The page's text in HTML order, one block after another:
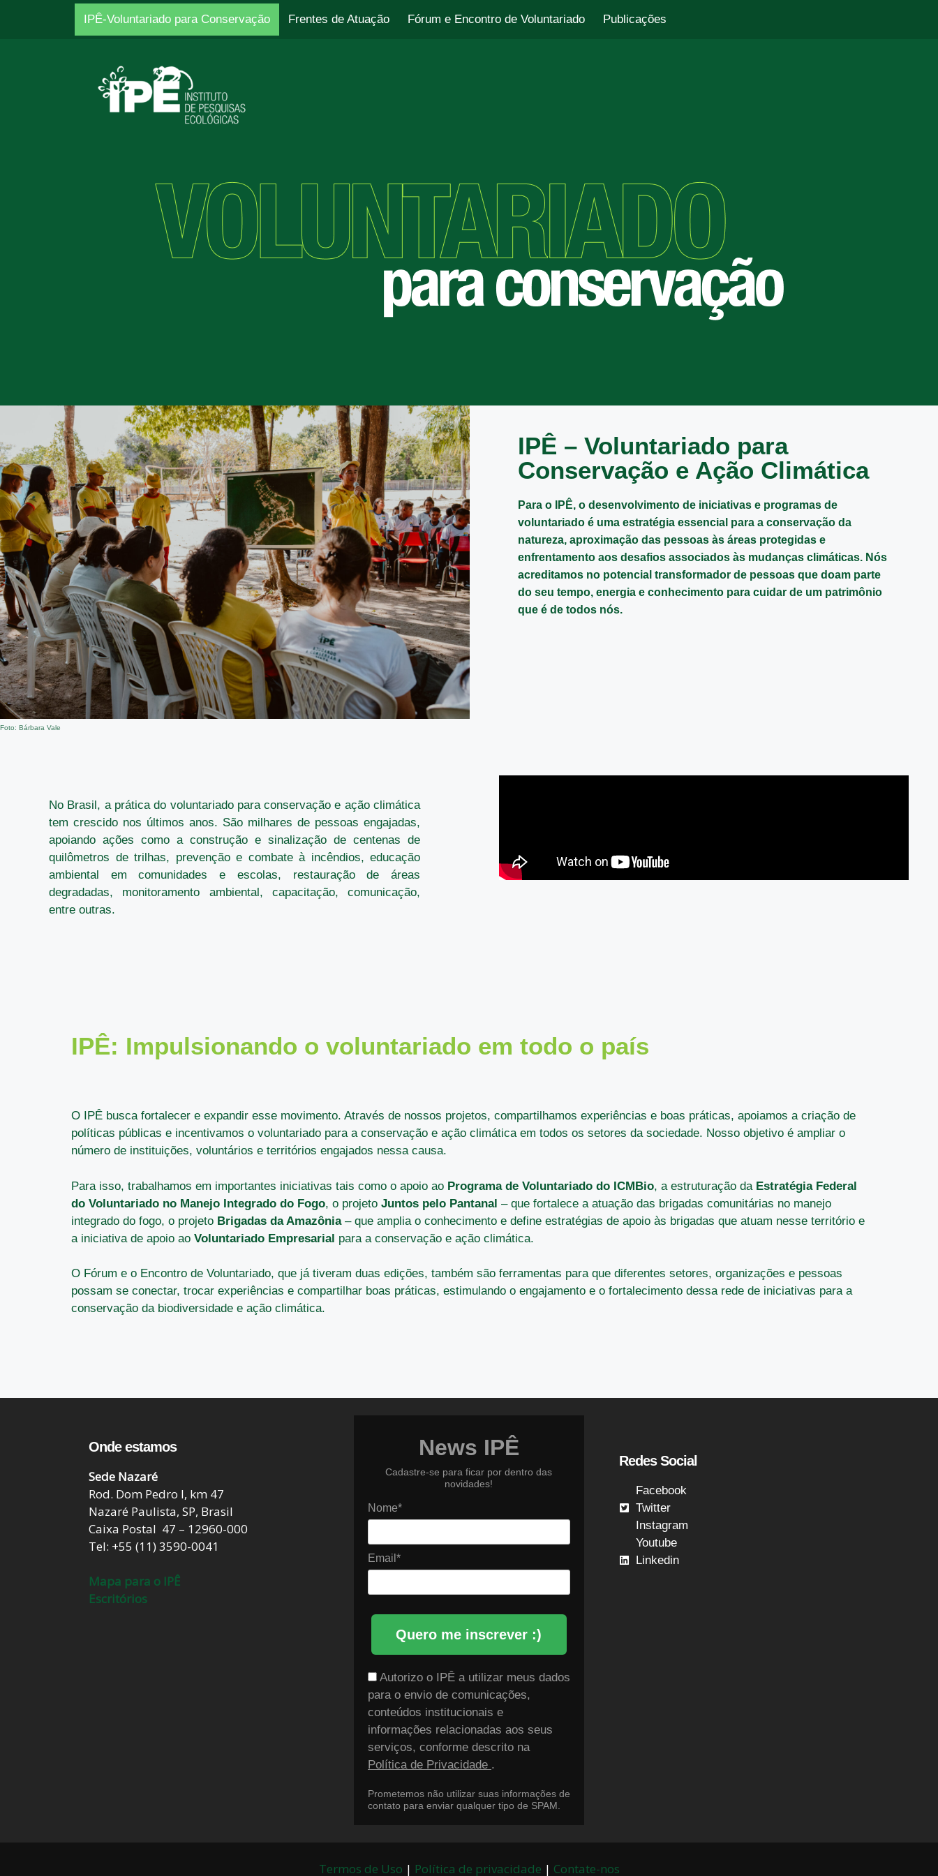
IPÊ-Voluntariado para Conservação Frentes de Atuação Fórum e Encontro de Voluntariado Publicações
Foto: Bárbara Vale
IPÊ – Voluntariado para
Conservação e Ação Climática
Para o IPÊ, o desenvolvimento de iniciativas e programas de
voluntariado é uma estratégia essencial para a conservação da
natureza, aproximação das pessoas às áreas protegidas e
enfrentamento aos desafios associados às mudanças climáticas. Nós
acreditamos no potencial transformador de pessoas que doam parte
do seu tempo, energia e conhecimento para cuidar de um patrimônio
que é de todos nós.
No Brasil, a prática do voluntariado para conservação e ação climática
tem crescido nos últimos anos. São milhares de pessoas engajadas,
apoiando ações como a construção e sinalização de centenas de
quilômetros de trilhas, prevenção e combate à incêndios, educação
ambiental em comunidades e escolas, restauração de áreas
degradadas, monitoramento ambiental, capacitação, comunicação,
entre outras.
IPÊ: Impulsionando o voluntariado em todo o país
O IPÊ busca fortalecer e expandir esse movimento. Através de nossos projetos, compartilhamos experiências e boas práticas, apoiamos a criação de
políticas públicas e incentivamos o voluntariado para a conservação e ação climática em todos os setores da sociedade. Nosso objetivo é ampliar o
número de instituições, voluntários e territórios engajados nessa causa.
Para isso, trabalhamos em importantes iniciativas tais como o apoio ao Programa de Voluntariado do ICMBio, a estruturação da Estratégia Federal
do Voluntariado no Manejo Integrado do Fogo, o projeto Juntos pelo Pantanal – que fortalece a atuação das brigadas comunitárias no manejo
integrado do fogo, o projeto Brigadas da Amazônia– que amplia o conhecimento e define estratégias de apoio às brigadas que atuam nesse território e
a iniciativa de apoio ao Voluntariado Empresarial para a conservação e ação climática.
O Fórum e o Encontro de Voluntariado, que já tiveram duas edições, também são ferramentas para que diferentes setores, organizações e pessoas
possam se conectar, trocar experiências e compartilhar boas práticas, estimulando o engajamento e o fortalecimento dessa rede de iniciativas para a
conservação da biodiversidade e ação climática.
Onde estamos
Sede Nazaré
Rod. Dom Pedro I, km 47
Nazaré Paulista, SP, Brasil
Caixa Postal 47 – 12960-000
Tel: +55 (11) 3590-0041
Mapa para o IPÊ
Escritórios
News IPÊ
Cadastre-se para ficar por dentro das
novidades!
Nome*
Email*
Quero me inscrever :)
Autorizo o IPÊ a utilizar meus dados
para o envio de comunicações,
conteúdos institucionais e
informações relacionadas aos seus
serviços, conforme descrito na
Política de Privacidade .
Prometemos não utilizar suas informações de
contato para enviar qualquer tipo de SPAM.
Redes Social
Facebook
Twitter
Instagram
Youtube
Linkedin
Termos de Uso | Política de privacidade | Contate-nos